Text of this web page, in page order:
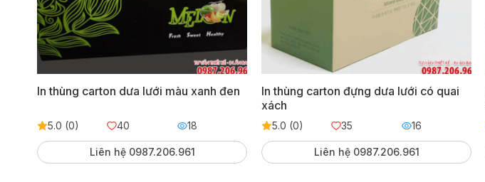
In thùng carton dưa lưới màu xanh đen
5.0 (0) 40 18
Liên hệ 0987.206.961
In thùng carton đựng dưa lưới có quai
xách
5.0 (0) 35 16
Liên hệ 0987.206.961